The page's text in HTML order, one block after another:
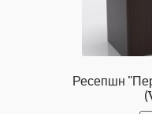
Ресепшн